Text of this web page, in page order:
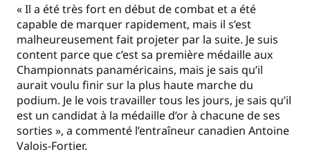
« Il a été très fort en début de combat et a été
capable de marquer rapidement, mais il s’est
malheureusement fait projeter par la suite. Je suis
content parce que c’est sa première médaille aux
Championnats panaméricains, mais je sais qu’il
aurait voulu finir sur la plus haute marche du
podium. Je le vois travailler tous les jours, je sais qu’il
est un candidat à la médaille d’or à chacune de ses
sorties », a commenté l’entraîneur canadien Antoine
Valois-Fortier.